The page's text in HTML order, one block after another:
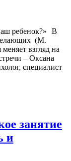
В
(М.
взгляд на
– Оксана
специалист
занятие
и